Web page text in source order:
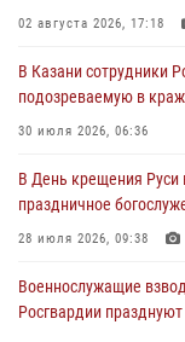
02 августа 2026, 17:18
В Казани сотрудники
подозреваемую в
30 июля 2026, 06:36
В День крещения Руси
праздничное
28 июля 2026, 09:38
Военнослужащие
Росгвардии